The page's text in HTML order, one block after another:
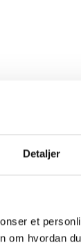
Detaljer
et
om hvordan